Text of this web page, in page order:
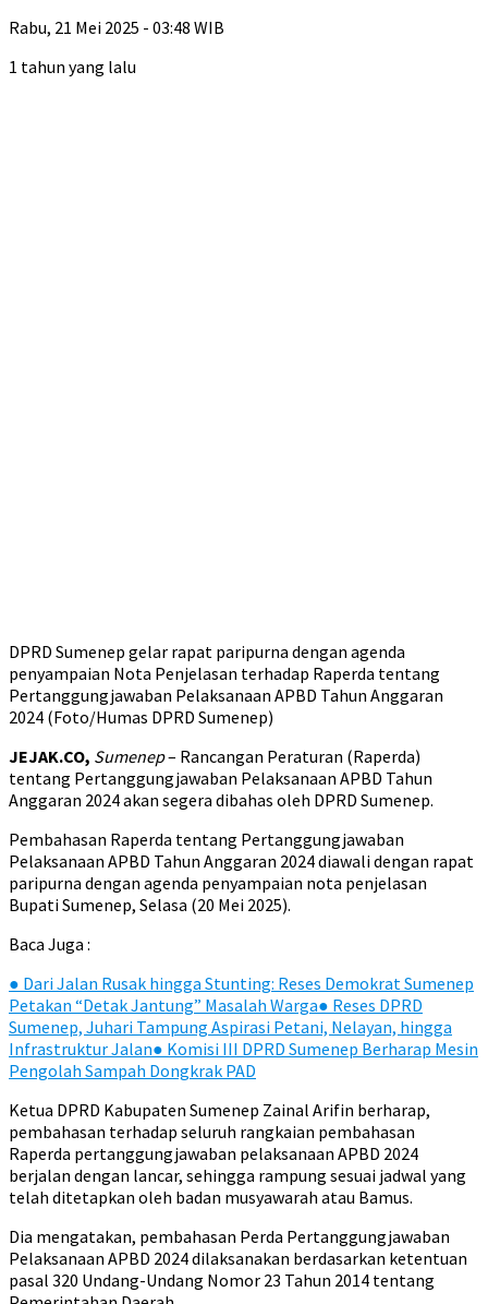
Rabu, 21 Mei 2025 - 03:48 WIB
1 tahun yang lalu
DPRD Sumenep gelar rapat paripurna dengan agenda
penyampaian Nota Penjelasan terhadap Raperda tentang
Pertanggungjawaban Pelaksanaan APBD Tahun Anggaran
2024 (Foto/Humas DPRD Sumenep)
JEJAK.CO, Sumenep– Rancangan Peraturan (Raperda)
tentang Pertanggungjawaban Pelaksanaan APBD Tahun
Anggaran 2024 akan segera dibahas oleh DPRD Sumenep.
Pembahasan Raperda tentang Pertanggungjawaban
Pelaksanaan APBD Tahun Anggaran 2024 diawali dengan rapat
paripurna dengan agenda penyampaian nota penjelasan
Bupati Sumenep, Selasa (20 Mei 2025).
Baca Juga :
● Dari Jalan Rusak hingga Stunting: Reses Demokrat Sumenep
Petakan “Detak Jantung” Masalah Warga● Reses DPRD
Sumenep, Juhari Tampung Aspirasi Petani, Nelayan, hingga
Infrastruktur Jalan● Komisi III DPRD Sumenep Berharap Mesin
Pengolah Sampah Dongkrak PAD
Ketua DPRD Kabupaten Sumenep Zainal Arifin berharap,
pembahasan terhadap seluruh rangkaian pembahasan
Raperda pertanggungjawaban pelaksanaan APBD 2024
berjalan dengan lancar, sehingga rampung sesuai jadwal yang
telah ditetapkan oleh badan musyawarah atau Bamus.
Dia mengatakan, pembahasan Perda Pertanggungjawaban
Pelaksanaan APBD 2024 dilaksanakan berdasarkan ketentuan
pasal 320 Undang-Undang Nomor 23 Tahun 2014 tentang